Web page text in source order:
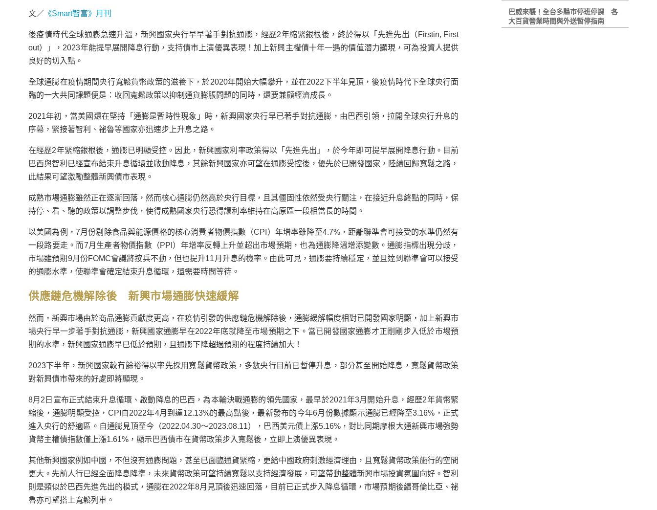
文／ 《Smart智富》月刊
後疫情時代全球通膨急速升溫，新興國家央行早早著手對抗通膨，經歷2年縮緊銀根後，終於得以「先進先出（Firstin, First
out）」，2023年能提早展開降息行動，支持債市上演優異表現！加上新興主權債十年一遇的價值潛力顯現，可為投資人提供
良好的切入點。
全球通膨在疫情期間央行寬鬆貨幣政策的滋養下，於2020年開始大幅攀升，並在2022下半年見頂，後疫情時代下全球央行面
臨的一大共同課題便是：收回寬鬆政策以抑制通貨膨脹問題的同時，還要兼顧經濟成長。
2021年初，當美國還在堅持「通膨是暫時性現象」時，新興國家央行早已著手對抗通膨，由巴西引領，拉開全球央行升息的
序幕，緊接著智利、祕魯等國家亦迅速步上升息之路。
在經歷2年緊縮銀根後，通膨已明顯受控。因此，新興國家利率政策得以「先進先出」，於今年即可提早展開降息行動。目前
巴西與智利已經宣布結束升息循環並啟動降息，其餘新興國家亦可望在通膨受控後，優先於已開發國家，陸續回歸寬鬆之路，
此結果可望激勵整體新興債市表現。
成熟市場通膨雖然正在逐漸回落，然而核心通膨仍然高於央行目標，且其僵固性依然受央行關注，在接近升息終點的同時，保
持停、看、聽的政策以調整步伐，使得成熟國家央行恐得讓利率維持在高原區一段相當長的時間。
以美國為例，7月份剔除食品與能源價格的核心消費者物價指數（CPI）年增率雖降至4.7%，距離聯準會可接受的水準仍然有
一段路要走。而7月生產者物價指數（PPI）年增率反轉上升並超出市場預期，也為通膨降溫增添變數。通膨指標出現分歧，
市場雖預期9月份FOMC會議將按兵不動，但也提升11月升息的機率。由此可見，通膨要持續穩定，並且達到聯準會可以接受
的通膨水準，使聯準會確定結束升息循環，還需要時間等待。
供應鏈危機解除後 新興市場通膨快速緩解
然而，新興市場由於商品通膨貢獻度更高，在疫情引發的供應鏈危機解除後，通膨緩解幅度相對已開發國家明顯，加上新興市
場央行早一步著手對抗通膨，新興國家通膨早在2022年底就降至市場預期之下。當已開發國家通膨才正剛剛步入低於市場預
期的水準，新興國家通膨早已低於預期，且通膨下降超過預期的程度持續加大！
2023下半年，新興國家較有餘裕得以率先採用寬鬆貨幣政策，多數央行目前已暫停升息，部分甚至開始降息，寬鬆貨幣政策
對新興債市帶來的好處即將顯現。
8月2日宣布正式結束升息循環、啟動降息的巴西，為本輪決戰通膨的領先國家，最早於2021年3月開始升息，經歷2年貨幣緊
縮後，通膨明顯受控，CPI自2022年4月到達12.13%的最高點後，最新發布的今年6月份數據顯示通膨已經降至3.16%，正式
進入央行的舒適區。自通膨見頂至今（2022.04.30～2023.08.11），巴西美元債上漲5.16%，對比同期摩根大通新興市場強勢
貨幣主權債指數僅上漲1.61%，顯示巴西債市在貨幣政策步入寬鬆後，立即上演優異表現。
其他新興國家例如中國，不但沒有通膨問題，甚至已面臨通貨緊縮，更給中國政府刺激經濟理由，且寬鬆貨幣政策施行的空間
更大。先前人行已經全面降息降準，未來貨幣政策可望持續寬鬆以支持經濟發展，可望帶動整體新興市場投資氛圍向好。智利
則是類似於巴西先進先出的模式，通膨在2022年8月見頂後迅速回落，目前已正式步入降息循環，市場預期後續哥倫比亞、祕
魯亦可望搭上寬鬆列車。
巴威來襲！全台多縣市停班停課 各
大百貨營業時間與外送暫停指南